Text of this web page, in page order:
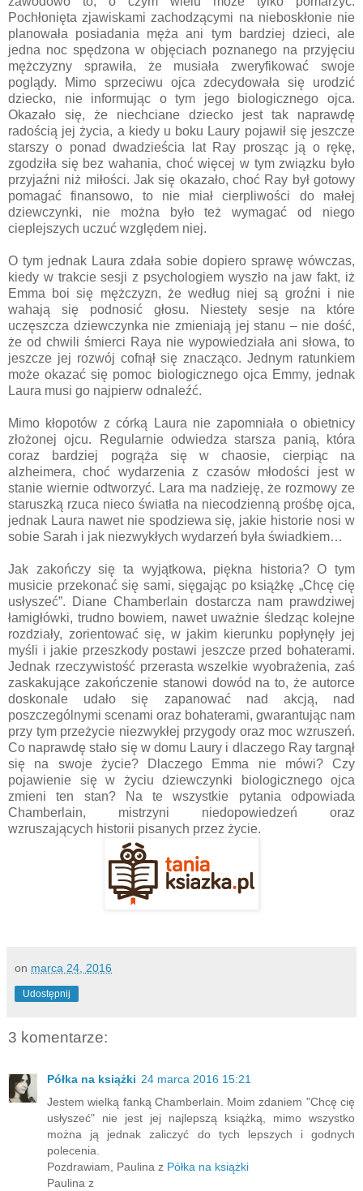
Pochłonięta zjawiskami zachodzącymi na nieboskłonie nie
planowała posiadania męża ani tym bardziej dzieci, ale
jedna noc spędzona w objęciach poznanego na przyjęciu
mężczyzny sprawiła, że musiała zweryfikować swoje
poglądy. Mimo sprzeciwu ojca zdecydowała się urodzić
dziecko, nie informując o tym jego biologicznego ojca.
Okazało się, że niechciane dziecko jest tak naprawdę
radością jej życia, a kiedy u boku Laury pojawił się jeszcze
starszy o ponad dwadzieścia lat Ray prosząc ją o rękę,
zgodziła się bez wahania, choć więcej w tym związku było
przyjaźni niż miłości. Jak się okazało, choć Ray był gotowy
pomagać finansowo, to nie miał cierpliwości do małej
dziewczynki, nie można było też wymagać od niego
cieplejszych uczuć względem niej.
O tym jednak Laura zdała sobie dopiero sprawę wówczas,
kiedy w trakcie sesji z psychologiem wyszło na jaw fakt, iż
Emma boi się mężczyzn, że według niej są groźni i nie
wahają się podnosić głosu. Niestety sesje na które
uczęszcza dziewczynka nie zmieniają jej stanu – nie dość,
że od chwili śmierci Raya nie wypowiedziała ani słowa, to
jeszcze jej rozwój cofnął się znacząco. Jednym ratunkiem
może okazać się pomoc biologicznego ojca Emmy, jednak
Laura musi go najpierw odnaleźć.
Mimo kłopotów z córką Laura nie zapomniała o obietnicy
złożonej ojcu. Regularnie odwiedza starsza panią, która
coraz bardziej pogrąża się w chaosie, cierpiąc na
alzheimera, choć wydarzenia z czasów młodości jest w
stanie wiernie odtworzyć. Lara ma nadzieję, że rozmowy ze
staruszką rzuca nieco światła na niecodzienną prośbę ojca,
jednak Laura nawet nie spodziewa się, jakie historie nosi w
sobie Sarah i jak niezwykłych wydarzeń była świadkiem…
Jak zakończy się ta wyjątkowa, piękna historia? O tym
musicie przekonać się sami, sięgając po książkę „Chcę cię
usłyszeć”. Diane Chamberlain dostarcza nam prawdziwej
łamigłówki, trudno bowiem, nawet uważnie śledząc kolejne
rozdziały, zorientować się, w jakim kierunku popłynęły jej
myśli i jakie przeszkody postawi jeszcze przed bohaterami.
Jednak rzeczywistość przerasta wszelkie wyobrażenia, zaś
zaskakujące zakończenie stanowi dowód na to, że autorce
doskonale udało się zapanować nad akcją, nad
poszczególnymi scenami oraz bohaterami, gwarantując nam
przy tym przeżycie niezwykłej przygody oraz moc wzruszeń.
Co naprawdę stało się w domu Laury i dlaczego Ray targnął
się na swoje życie? Dlaczego Emma nie mówi? Czy
pojawienie się w życiu dziewczynki biologicznego ojca
zmieni ten stan? Na te wszystkie pytania odpowiada
Chamberlain, mistrzyni niedopowiedzeń oraz
wzruszających historii pisanych przez życie.
on marca 24, 2016
Udostępnij
3 komentarze:
Półka na książki 24 marca 2016 15:21
Jestem wielką fanką Chamberlain. Moim zdaniem "Chcę cię
usłyszeć" nie jest jej najlepszą książką, mimo wszystko
można ją jednak zaliczyć do tych lepszych i godnych
polecenia.
Pozdrawiam, Paulina z Półka na książki
Paulina z